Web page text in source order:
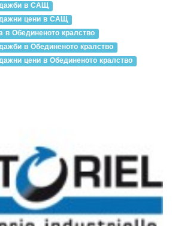
в САЩ
цени в САЩ
в Обединеното кралство
в Обединеното кралство
цени в Обединеното кралство